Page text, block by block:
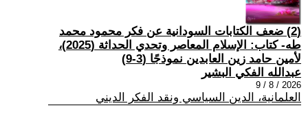
(2) ضعف الكتابات السودانية عن فكر محمود محمد
طه- كتاب: الإسلام المعاصر وتحدي الحداثة (2025)،
لأمين حامد زين العابدين نموذجًا (3-9)
عبدالله الفكي البشير
2026 / 8 / 9
العلمانية، الدين السياسي ونقد الفكر الديني